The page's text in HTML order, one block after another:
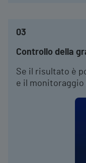
03
Controllo della
Se il risultato è
e il monitoraggio